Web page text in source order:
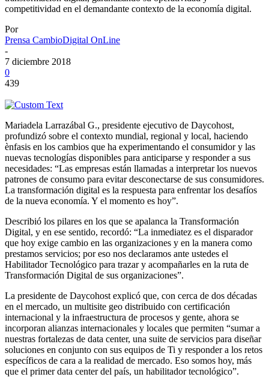
competitividad en el demandante contexto de la economía digital.
Por
Prensa CambioDigital OnLine
-
7 diciembre 2018
0
439
Mariadela Larrazábal G., presidente ejecutivo de Daycohost,
profundizó sobre el contexto mundial, regional y local, haciendo
ènfasis en los cambios que ha experimentando el consumidor y las
nuevas tecnologías disponibles para anticiparse y responder a sus
necesidades: “Las empresas están llamadas a interpretar los nuevos
patrones de consumo para evitar desconectarse de sus consumidores.
La transformación digital es la respuesta para enfrentar los desafíos
de la nueva economía. Y el momento es hoy”.
Describió los pilares en los que se apalanca la Transformación
Digital, y en ese sentido, recordó: “La inmediatez es el disparador
que hoy exige cambio en las organizaciones y en la manera como
prestamos servicios; por eso nos declaramos ante ustedes el
Habilitador Tecnológico para trazar y acompañarles en la ruta de
Transformación Digital de sus organizaciones”.
La presidente de Daycohost explicó que, con cerca de dos décadas
en el mercado, un multisite geo distribuido con certificación
internacional y la infraestructura de procesos y gente, ahora se
incorporan alianzas internacionales y locales que permiten “sumar a
nuestras fortalezas de data center, una suite de servicios para diseñar
soluciones en conjunto con sus equipos de Ti y responder a los retos
específicos de cara a la realidad de mercado. Eso somos hoy, más
que el primer data center del país, un habilitador tecnológico”.